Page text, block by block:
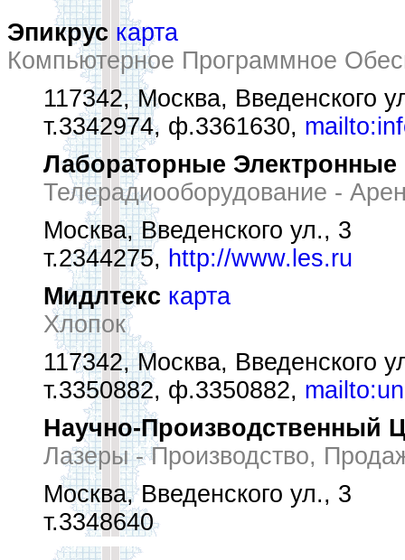
Эпикрус карта
Компьютерное Программное
117342, Москва, Введенского
т.3342974, ф.3361630,
Лабораторные
Телерадиооборудование -
Москва, Введенского ул., 3
т.2344275, http://www.les.ru
Мидлтекс карта
Хлопок
117342, Москва, Введенского
т.3350882, ф.3350882,
Научно-Производственный
Лазеры - Производство,
Москва, Введенского ул., 3
т.3348640